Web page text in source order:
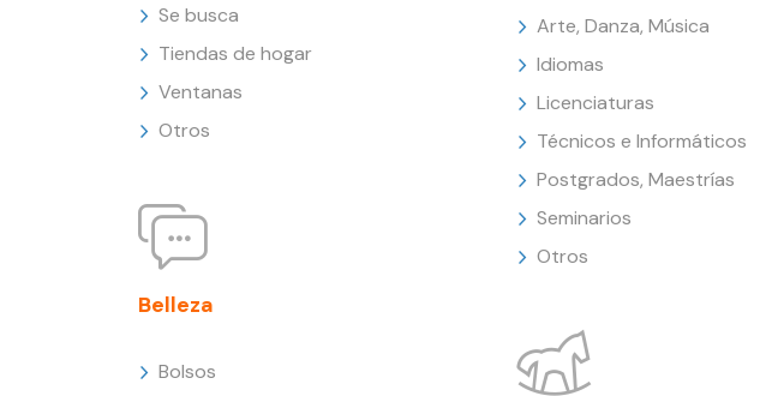
Se busca
Tiendas de hogar
Ventanas
Otros
Belleza
Bolsos
Arte, Danza, Música
Idiomas
Licenciaturas
Técnicos e Informáticos
Postgrados, Maestrías
Seminarios
Otros